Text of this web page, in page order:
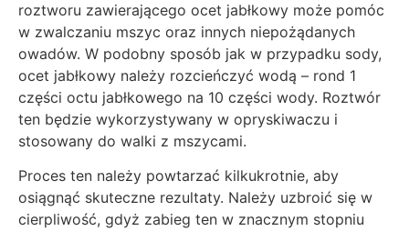
roztworu zawierającego ocet jabłkowy może pomóc
w zwalczaniu mszyc oraz innych niepożądanych
owadów. W podobny sposób jak w przypadku sody,
ocet jabłkowy należy rozcieńczyć wodą – rond 1
części octu jabłkowego na 10 części wody. Roztwór
ten będzie wykorzystywany w opryskiwaczu i
stosowany do walki z mszycami.
Proces ten należy powtarzać kilkukrotnie, aby
osiągnąć skuteczne rezultaty. Należy uzbroić się w
cierpliwość, gdyż zabieg ten w znacznym stopniu